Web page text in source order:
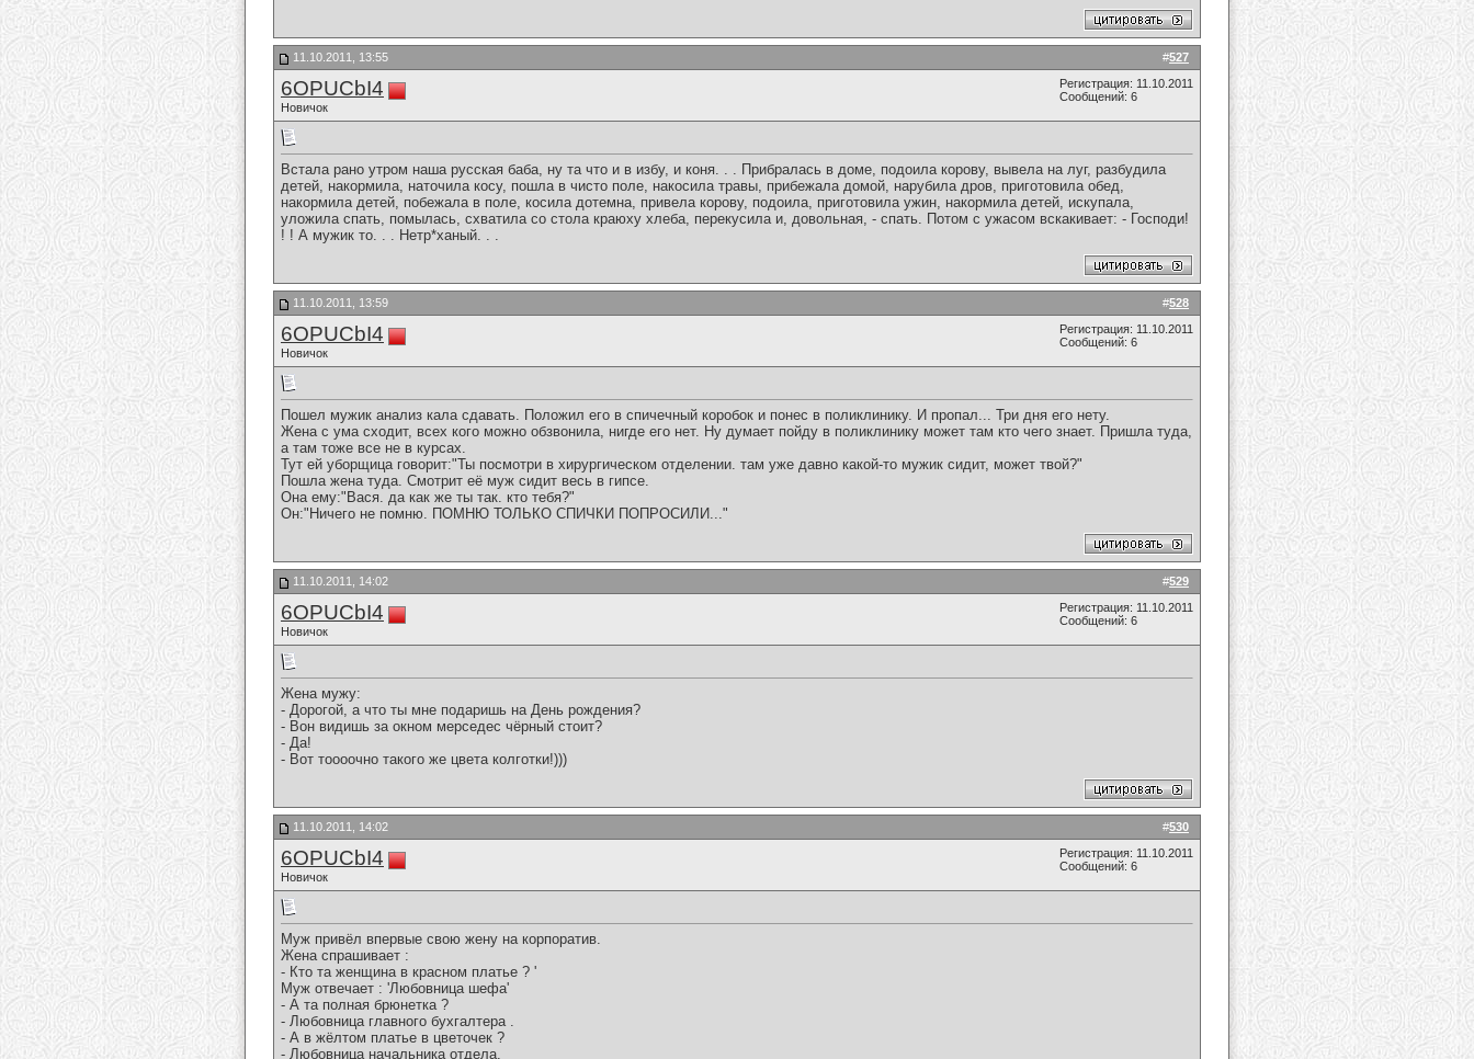
#527
11.10.2011, 13:55
6OPUCbI4
Новичок
Регистрация: 11.10.2011
Сообщений: 6
Встала рано утром наша русская баба, ну та что и в избу, и коня. . . Прибралась в доме, подоила корову, вывела на луг, разбудила
детей, накормила, наточила косу, пошла в чисто поле, накосила травы, прибежала домой, нарубила дров, приготовила обед,
накормила детей, побежала в поле, косила дотемна, привела корову, подоила, приготовила ужин, накормила детей, искупала,
уложила спать, помылась, схватила со стола краюху хлеба, перекусила и, довольная, - спать. Потом с ужасом вскакивает: - Господи!
! ! А мужик то. . . Нетр*ханый. . .
#528
11.10.2011, 13:59
6OPUCbI4
Новичок
Регистрация: 11.10.2011
Сообщений: 6
Пошел мужик анализ кала сдавать. Положил его в спичечный коробок и понес в поликлинику. И пропал... Три дня его нету.
Жена с ума сходит, всех кого можно обзвонила, нигде его нет. Ну думает пойду в поликлинику может там кто чего знает. Пришла туда,
а там тоже все не в курсах.
Тут ей уборщица говорит:"Ты посмотри в хирургическом отделении. там уже давно какой-то мужик сидит, может твой?"
Пошла жена туда. Смотрит её муж сидит весь в гипсе.
Она ему:"Вася. да как же ты так. кто тебя?"
Он:"Ничего не помню. ПОМНЮ ТОЛЬКО СПИЧКИ ПОПРОСИЛИ..."
#529
11.10.2011, 14:02
6OPUCbI4
Новичок
Регистрация: 11.10.2011
Сообщений: 6
Жена мужу:
- Дорогой, а что ты мне подаришь на День рождения?
- Вон видишь за окном мерседес чёрный стоит?
- Да!
- Вот тоооочно такого же цвета колготки!)))
#530
11.10.2011, 14:02
6OPUCbI4
Новичок
Регистрация: 11.10.2011
Сообщений: 6
Муж привёл впервые свою жену на корпоратив.
Жена спрашивает :
- Кто та женщина в красном платье ? '
Муж отвечает : 'Любовница шефа'
- А та полная брюнетка ?
- Любовница главного бухгалтера .
- А в жёлтом платье в цветочек ?
- Любовница начальника отдела.